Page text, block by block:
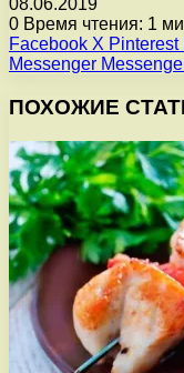
08.06.2019
0 Время чтения: 1
Facebook X Pinterest
Messenger
ПОХОЖИЕ